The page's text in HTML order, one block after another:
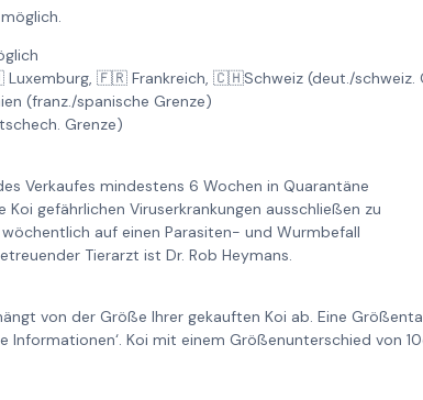
🇫🇷 Frankreich, 🇨🇭Schweiz (deut./schweiz.
(franz./spanische Grenze)
Grenze)
Verkaufes mindestens 6 Wochen in Quarantäne
gefährlichen Viruserkrankungen ausschließen zu
auf einen Parasiten- und Wurmbefall
Tierarzt ist Dr. Rob Heymans.
von der Größe Ihrer gekauften Koi ab. Eine
Informationen‘. Koi mit einem Größenunterschied von